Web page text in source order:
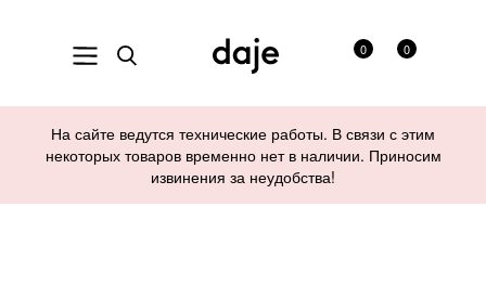
0
0
На сайте ведутся технические работы. В связи с этим
некоторых товаров временно нет в наличии. Приносим
извинения за неудобства!